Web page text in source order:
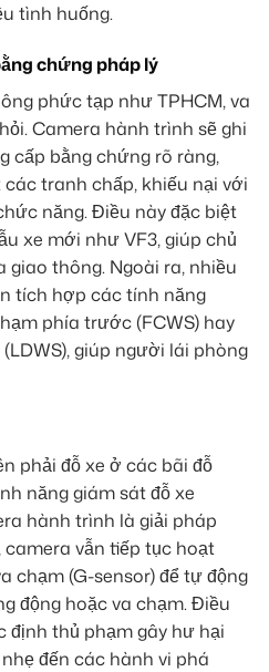
tình huống.
chứng pháp lý
phức tạp như TPHCM, va
Camera hành trình sẽ ghi
cấp bằng chứng rõ ràng,
tranh chấp, khiếu nại với
năng. Điều này đặc biệt
xe mới như VF3, giúp chủ
thông. Ngoài ra, nhiều
tích hợp các tính năng
phía trước (FCWS) hay
giúp người lái phòng
phải đỗ xe ở các bãi đỗ
năng giám sát đỗ xe
hành trình là giải pháp
camera vẫn tiếp tục hoạt
chạm (G-sensor) để tự động
động hoặc va chạm. Điều
định thủ phạm gây hư hại
đến các hành vi phá